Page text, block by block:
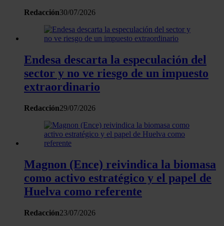
Redacción30/07/2026
Endesa descarta la especulación del
sector y no ve riesgo de un impuesto
extraordinario
Redacción29/07/2026
Magnon (Ence) reivindica la biomasa
como activo estratégico y el papel de
Huelva como referente
Redacción23/07/2026